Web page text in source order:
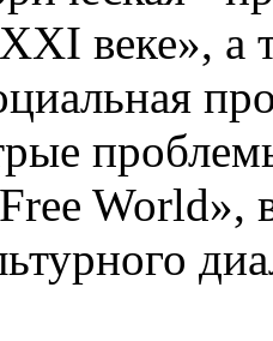
веке», а
World»,